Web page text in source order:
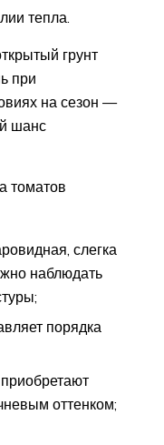
тепла.
грунт
при
на сезон —
шанс
томатов
слегка
наблюдать
порядка
оттенком;